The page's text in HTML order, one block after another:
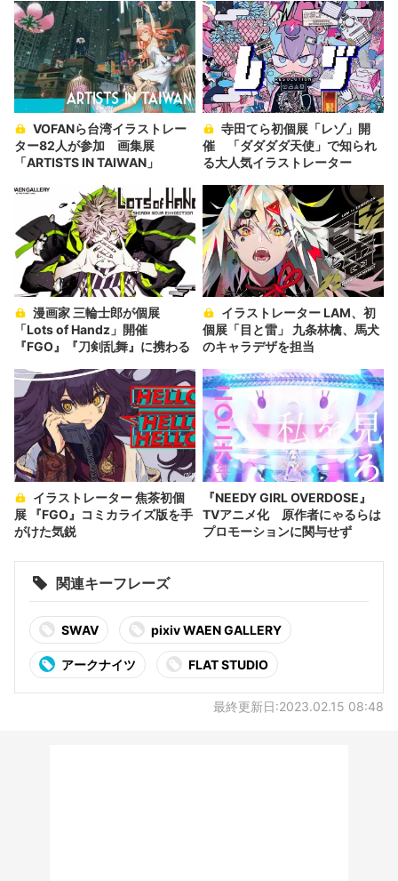
ター82人が参加 画集展
「ARTISTS IN TAIWAN」
催 「ダダダダ天使」で知られ
る大人気イラストレーター
「Lots of Handz」開催
『FGO』『刀剣乱舞』に携わる
個展「目と雷」 九条林檎、馬犬
のキャラデザを担当
展 『FGO』コミカライズ版を手
がけた気鋭
『NEEDY GIRL OVERDOSE』
TVアニメ化 原作者にゃるらは
プロモーションに関与せず
関連キーフレーズ
SWAV pixiv WAEN GALLERY
アークナイツ FLAT STUDIO
最終更新日:2023.02.15 08:48